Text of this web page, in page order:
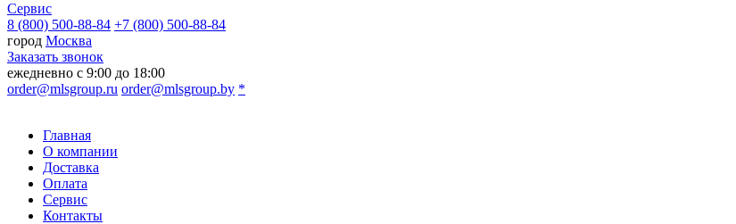
Сервис
8 (800) 500-88-84 +7 (800) 500-88-84
город Москва
Заказать звонок
ежедневно с 9:00 до 18:00
order@mlsgroup.ru order@mlsgroup.by *
Главная
О компании
Доставка
Оплата
Сервис
Контакты